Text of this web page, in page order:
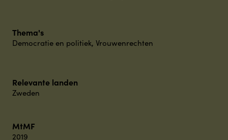
Thema's
Democratie en politiek, Vrouwenrechten
Relevante landen
Zweden
MtMF
2019